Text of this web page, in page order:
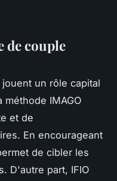
de couple
jouent un rôle capital
IMAGO
et de
En encourageant
de cibler les
D'autre part, IFIO